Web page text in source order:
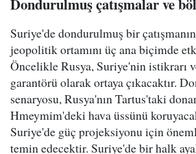
Dondurulmuş çatışmalar ve
Suriye'de dondurulmuş bir
jeopolitik ortamını üç ana biçimde
Öncelikle Rusya, Suriye'nin istikrarı
garantörü olarak ortaya çıkacaktır.
senaryosu, Rusya'nın Tartus'taki
Hmeymim'deki hava üssünü
Suriye'de güç projeksiyonu için
temin edecektir. Suriye'de bir halk